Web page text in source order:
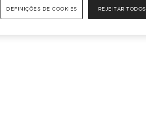
REJEITAR TODOS
DEFINIÇÕES DE COOKIES